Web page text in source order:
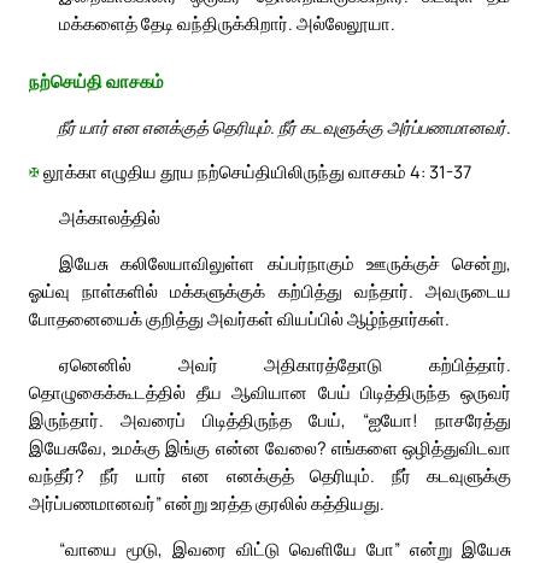
மக்களைத் தேடி வந்திருக்கிறார். அல்லேலூயா.
நற்செய்தி வாசகம்
நீர் யார் என எனக்குத் தெரியும். நீர் கடவுளுக்கு அர்ப்பணமானவர்.
✠லூக்கா எழுதிய தூய நற்செய்தியிலிருந்து வாசகம் 4: 31-37
அக்காலத்தில்
இயேசு கலிலேயாவிலுள்ள கப்பர்நாகும் ஊருக்குச் சென்று,
ஓய்வு நாள்களில் மக்களுக்குக் கற்பித்து வந்தார். அவருடைய
போதனையைக் குறித்து அவர்கள் வியப்பில் ஆழ்ந்தார்கள்.
ஏனெனில் அவர் அதிகாரத்தோடு கற்பித்தார்.
தொழுகைக்கூடத்தில் தீய ஆவியான பேய் பிடித்திருந்த ஒருவர்
இருந்தார். அவரைப் பிடித்திருந்த பேய், “ஐயோ! நாசரேத்து
இயேசுவே, உமக்கு இங்கு என்ன வேலை? எங்களை ஒழித்துவிடவா
வந்தீர்? நீர் யார் என எனக்குத் தெரியும். நீர் கடவுளுக்கு
அர்ப்பணமானவர்” என்று உரத்த குரலில் கத்தியது.
“வாயை மூடு, இவரை விட்டு வெளியே போ” என்று இயேசு